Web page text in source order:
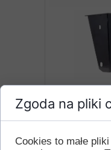
Stopa
Zgoda na pliki
Cookies to małe